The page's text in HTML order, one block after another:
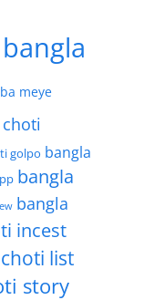
bangla
meye
golpo bangla
bangla
bangla
incest
list
story